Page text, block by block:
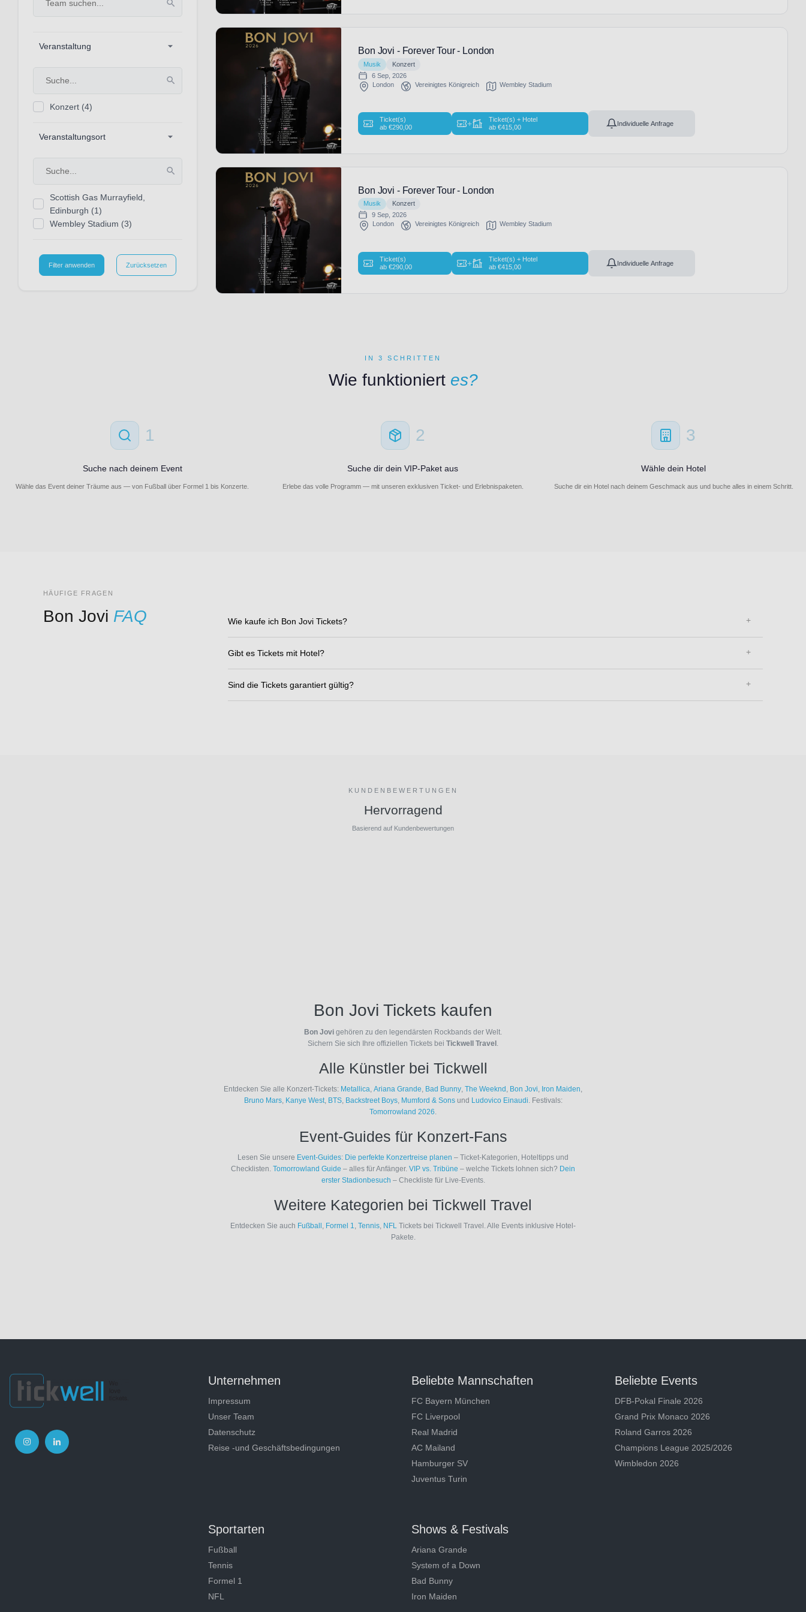
Veranstaltung
Konzert (4)
Veranstaltungsort
Scottish Gas Murrayfield,
Edinburgh (1)
Wembley Stadium (3)
Filter anwenden Zurücksetzen
Bon Jovi - Forever Tour - London
Musik
Konzert
6 Sep, 2026
London
Vereinigtes Königreich Wembley Stadium
Ticket(s)
ab€290,00 +
Ticket(s) + Hotel
ab€415,00 Individuelle Anfrage
Bon Jovi - Forever Tour - London
Musik
Konzert
9 Sep, 2026
London
Vereinigtes Königreich Wembley Stadium
Ticket(s)
ab€290,00 +
Ticket(s) + Hotel
ab€415,00 Individuelle Anfrage
IN 3 SCHRITTEN
Wie funktioniert es?
1
Suche nach deinem Event
Wähle das Event deiner Träume aus — von Fußball über Formel 1 bis Konzerte.
2
Suche dir dein VIP-Paket aus
Erlebe das volle Programm — mit unseren exklusiven Ticket- und Erlebnispaketen.
3
Wähle dein Hotel
Suche dir ein Hotel nach deinem Geschmack aus und buche alles in einem Schritt.
HÄUFIGE FRAGEN
Bon Jovi FAQ Wie kaufe ich Bon Jovi Tickets?
Gibt es Tickets mit Hotel?
Sind die Tickets garantiert gültig?
KUNDENBEWERTUNGEN
Hervorragend
Basierend auf Kundenbewertungen
Bon Jovi Tickets kaufen
Bon Jovi gehören zu den legendärsten Rockbands der Welt.
Sichern Sie sich Ihre offiziellen Tickets bei Tickwell Travel .
Alle Künstler bei Tickwell
Entdecken Sie alle Konzert-Tickets: Metallica, Ariana Grande, Bad Bunny, The Weeknd , Bon Jovi, Iron Maiden,
Bruno Mars, Kanye West, BTS, Backstreet Boys, Mumford & Sonsund Ludovico Einaudi. Festivals:
Tomorrowland 2026.
Event-Guides für Konzert-Fans
Lesen Sie unsere Event-Guides: Die perfekte Konzertreise planen – Ticket-Kategorien, Hoteltipps und
Checklisten. Tomorrowland Guide – alles für Anfänger. VIP vs. Tribüne – welche Tickets lohnen sich? Dein
erster Stadionbesuch – Checkliste für Live-Events.
Weitere Kategorien bei Tickwell Travel
Entdecken Sie auch Fußball , Formel 1, Tennis, NFL Tickets bei Tickwell Travel. Alle Events inklusive Hotel-
Pakete.
Unternehmen
Impressum
Unser Team
Datenschutz
Reise -und Geschäftsbedingungen
Beliebte Mannschaften
FC Bayern München
FC Liverpool
Real Madrid
AC Mailand
Hamburger SV
Juventus Turin
Beliebte Events
DFB-Pokal Finale 2026
Grand Prix Monaco 2026
Roland Garros 2026
Champions League 2025/2026
Wimbledon 2026
Sportarten
Fußball
Tennis
Formel 1
NFL
Shows & Festivals
Ariana Grande
System of a Down
Bad Bunny
Iron Maiden